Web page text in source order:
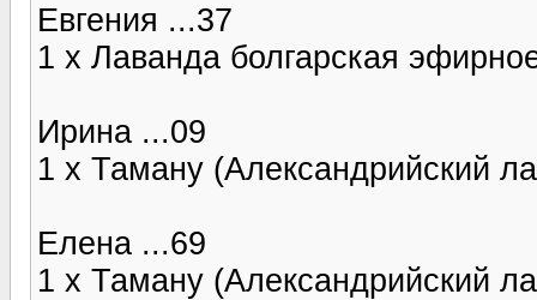
Евгения ...37
1 x Лаванда болгарская
Ирина ...09
1 x Таману (Александрийский
Елена ...69
1 x Таману (Александрийский